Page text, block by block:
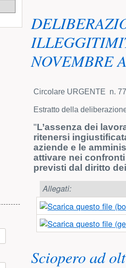
NOVEMBRE
Circolare URGENTE n.
Estratto della
"L’assenza dei
ritenersi
aziende e le
attivare nei
previsti dal diritto
Allegati:
Sciopero ad